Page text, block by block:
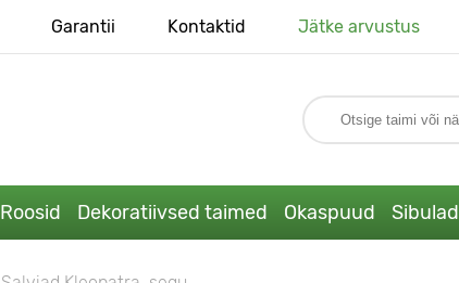
Garantii Kontaktid Jätke arvustus
Roosid Dekoratiivsed taimed Okaspuud Sibulad